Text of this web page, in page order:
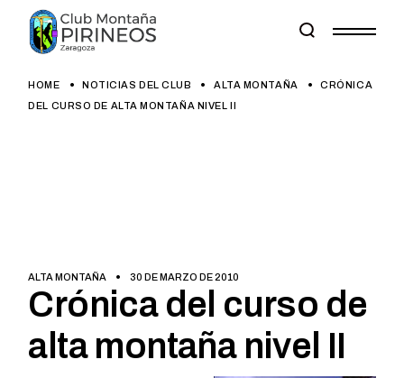
content
HOME NOTICIAS DEL CLUB ALTA MONTAÑA
CRÓNICA
DEL CURSO DE ALTA MONTAÑA NIVEL II
ALTA MONTAÑA 30 DE MARZO DE 2010
Crónica del curso de
alta montaña nivel II